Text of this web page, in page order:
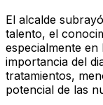
El alcalde
talento, el
especialmente en
importancia del
tratamientos,
potencial de las